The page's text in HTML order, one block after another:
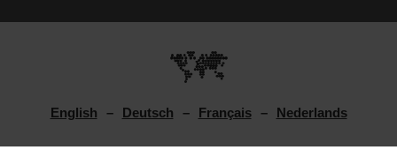
English Deutsch Français Nederlands